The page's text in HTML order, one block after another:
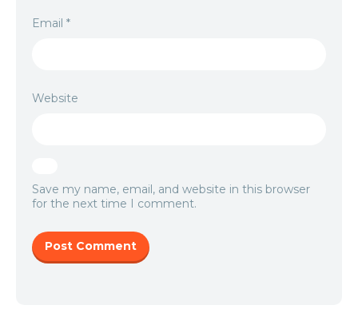
Email *
Website
Save my name, email, and website in this browser
for the next time I comment.